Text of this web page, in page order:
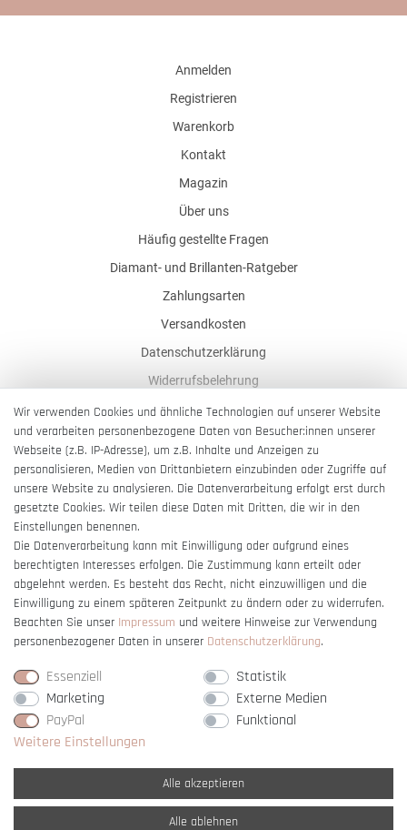
Anmelden
Registrieren
Warenkorb
Kontakt
Magazin
Über uns
Häufig gestellte Fragen
Diamant- und Brillanten-Ratgeber
Zahlungsarten
Versandkosten
Datenschutzerklärung
Widerrufsbelehrung
AGB
Impressum
Barrierefreiheitserklärung
Vertrag widerrufen
Wir verwenden Cookies und ähnliche Technologien auf unserer Website
und verarbeiten personenbezogene Daten von Besucher:innen unserer
Webseite (z.B. IP-Adresse), um z.B. Inhalte und Anzeigen zu
personalisieren, Medien von Drittanbietern einzubinden oder Zugriffe auf
unsere Website zu analysieren. Die Datenverarbeitung erfolgt erst durch
gesetzte Cookies. Wir teilen diese Daten mit Dritten, die wir in den
Einstellungen benennen.
Die Datenverarbeitung kann mit Einwilligung oder aufgrund eines
berechtigten Interesses erfolgen. Die Zustimmung kann erteilt oder
abgelehnt werden. Es besteht das Recht, nicht einzuwilligen und die
Einwilligung zu einem späteren Zeitpunkt zu ändern oder zu widerrufen.
Beachten Sie unser Impressum und weitere Hinweise zur Verwendung
personenbezogener Daten in unserer Daten­schutz­erklärung.
Essenziell
Statistik
Marketing
Externe Medien
PayPal
Funktional
Weitere Einstellungen
Alle akzeptieren
Alle ablehnen